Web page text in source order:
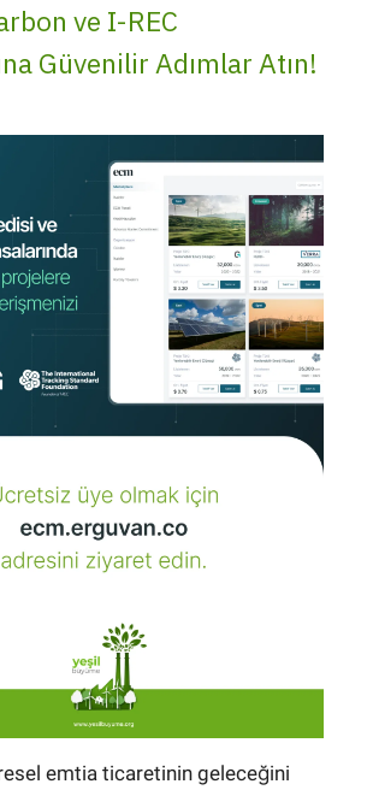
ve I-REC
Güvenilir Adımlar Atın!
emtia ticaretinin geleceğini